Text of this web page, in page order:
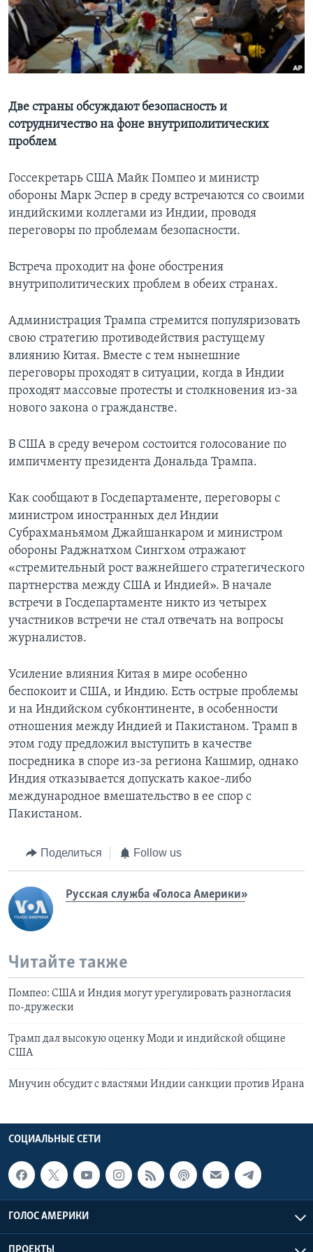
Learning English
СОЦИАЛЬНЫЕ СЕТИ
Языки
Две страны обсуждают безопасность и
сотрудничество на фоне внутриполитических
проблем
Госсекретарь США Майк Помпео и министр
обороны Марк Эспер в среду встречаются со своими
индийскими коллегами из Индии, проводя
переговоры по проблемам безопасности.
Встреча проходит на фоне обострения
внутриполитических проблем в обеих странах.
Администрация Трампа стремится популяризовать
свою стратегию противодействия растущему
влиянию Китая. Вместе с тем нынешние
переговоры проходят в ситуации, когда в Индии
проходят массовые протесты и столкновения из-за
нового закона о гражданстве.
В США в среду вечером состоится голосование по
импичменту президента Дональда Трампа.
Как сообщают в Госдепартаменте, переговоры с
министром иностранных дел Индии
Субрахманьямом Джайшанкаром и министром
обороны Раджнатхом Сингхом отражают
«стремительный рост важнейшего стратегического
партнерства между США и Индией». В начале
встречи в Госдепартаменте никто из четырех
участников встречи не стал отвечать на вопросы
журналистов.
Усиление влияния Китая в мире особенно
беспокоит и США, и Индию. Есть острые проблемы
и на Индийском субконтиненте, в особенности
отношения между Индией и Пакистаном. Трамп в
этом году предложил выступить в качестве
посредника в споре из-за региона Кашмир, однако
Индия отказывается допускать какое-либо
международное вмешательство в ее спор с
Пакистаном.
Поделиться Follow us
Русская служба «Голоса Америки»
Читайте также
Помпео: США и Индия могут урегулировать разногласия
по-дружески
Трамп дал высокую оценку Моди и индийской общине
США
Мнучин обсудит с властями Индии санкции против Ирана
СОЦИАЛЬНЫЕ СЕТИ
ГОЛОС АМЕРИКИ
ПРОЕКТЫ